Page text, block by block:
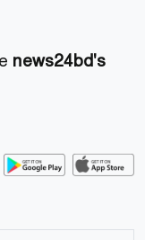
news24bd's